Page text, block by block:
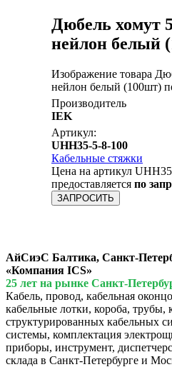
Дюбель хомут
нейлон белый
Изображение товара
нейлон белый (100шт)
Производитель
IEK
Артикул:
UHH35-5-8-100
Кабельные стяжки
Цена на артикул
предоставляется по
ЗАПРОСИТЬ
АйСиэС Балтика, Санкт-
«Компания ICS»
25 лет на рынке Санкт-
Кабель, провод, кабельная
кабельные лотки, короба, трубы,
структурированных кабельных
системы, комплектация
приборы, инструмент,
склада в Санкт-Петербурге и